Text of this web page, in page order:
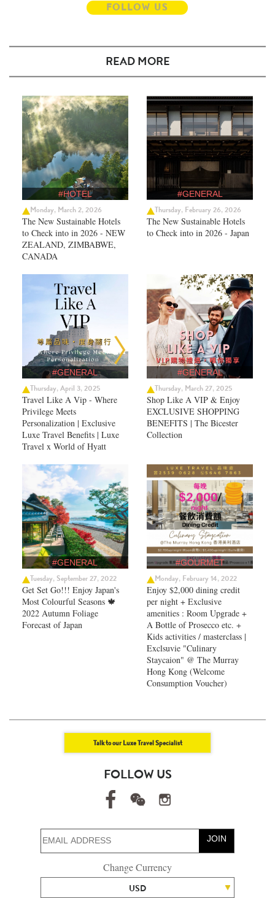
FOLLOW US
READ MORE
#HOTEL
Monday, March 2, 2026
The New Sustainable Hotels
to Check into in 2026 - NEW
ZEALAND, ZIMBABWE,
CANADA
#GENERAL
Thursday, February 26, 2026
The New Sustainable Hotels
to Check into in 2026 - Japan
#GENERAL
Thursday, April 3, 2025
Travel Like A Vip - Where
Privilege Meets
Personalization | Exclusive
Luxe Travel Benefits | Luxe
Travel x World of Hyatt
#GENERAL
Thursday, March 27, 2025
Shop Like A VIP & Enjoy
EXCLUSIVE SHOPPING
BENEFITS | The Bicester
Collection
#GENERAL
Tuesday, September 27, 2022
Get Set Go!!! Enjoy Japan's
Most Colourful Seasons 🍁
2022 Autumn Foliage
Forecast of Japan ​
#GOURMET
Monday, February 14, 2022
Enjoy $2,000 dining credit
per night + Exclusive
amenities : Room Upgrade +
A Bottle of Prosecco etc. +
Kids activities / masterclass |
Exclsuvie "Culinary
Staycaion" @ The Murray
Hong Kong ​(Welcome
Consumption Voucher)
Talk to our Luxe Travel Specialist
FOLLOW US
JOIN
Change Currency
USD